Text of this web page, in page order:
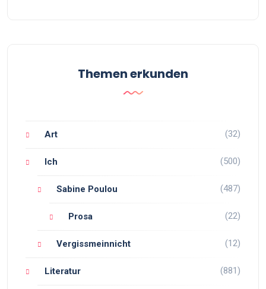
Themen erkunden
Art (32)
Ich (500)
Sabine Poulou (487)
Prosa (22)
Vergissmeinnicht (12)
Literatur (881)